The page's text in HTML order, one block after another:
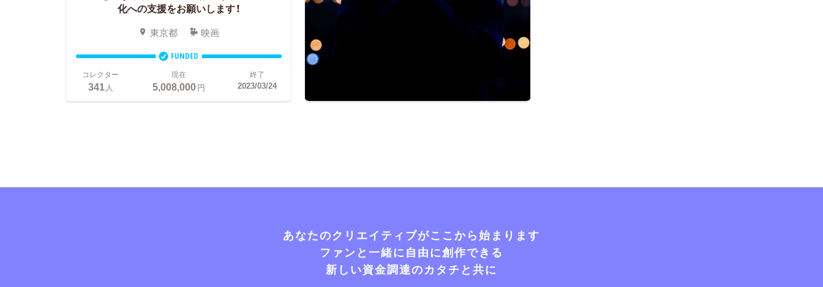
化への支援をお願いします！
東京都 映画
FUNDED
コレクター
341人
現在
5,008,000円
終了
2023/03/24
あなたのクリエイティブがここから始まります
ファンと一緒に自由に創作できる
新しい資金調達のカタチと共に